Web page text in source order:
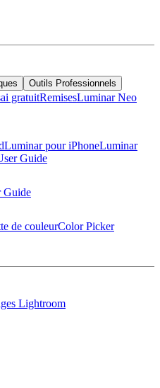
Outils Professionnels
gratuitRemisesLuminar Neo
Luminar pour iPhoneLuminar
Guide
Guide
de couleurColor Picker
Lightroom